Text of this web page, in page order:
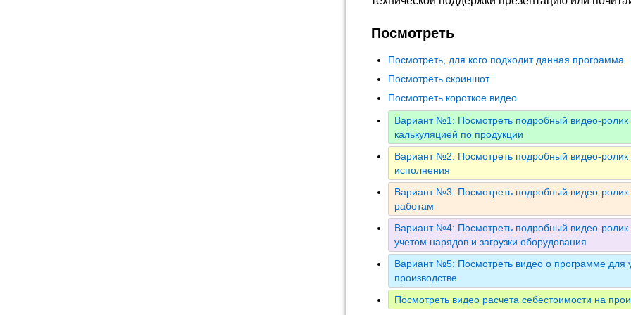
Посмотреть
Посмотреть, для кого подходит данная программа
Посмотреть скриншот
Посмотреть короткое видео
Вариант №1: Посмотреть подробный видео-ролик
калькуляцией по продукции
Вариант №2: Посмотреть подробный видео-ролик
исполнения
Вариант №3: Посмотреть подробный видео-ролик
работам
Вариант №4: Посмотреть подробный видео-ролик
учетом нарядов и загрузки оборудования
Вариант №5: Посмотреть видео о программе для
производстве
Посмотреть видео расчета себестоимости на